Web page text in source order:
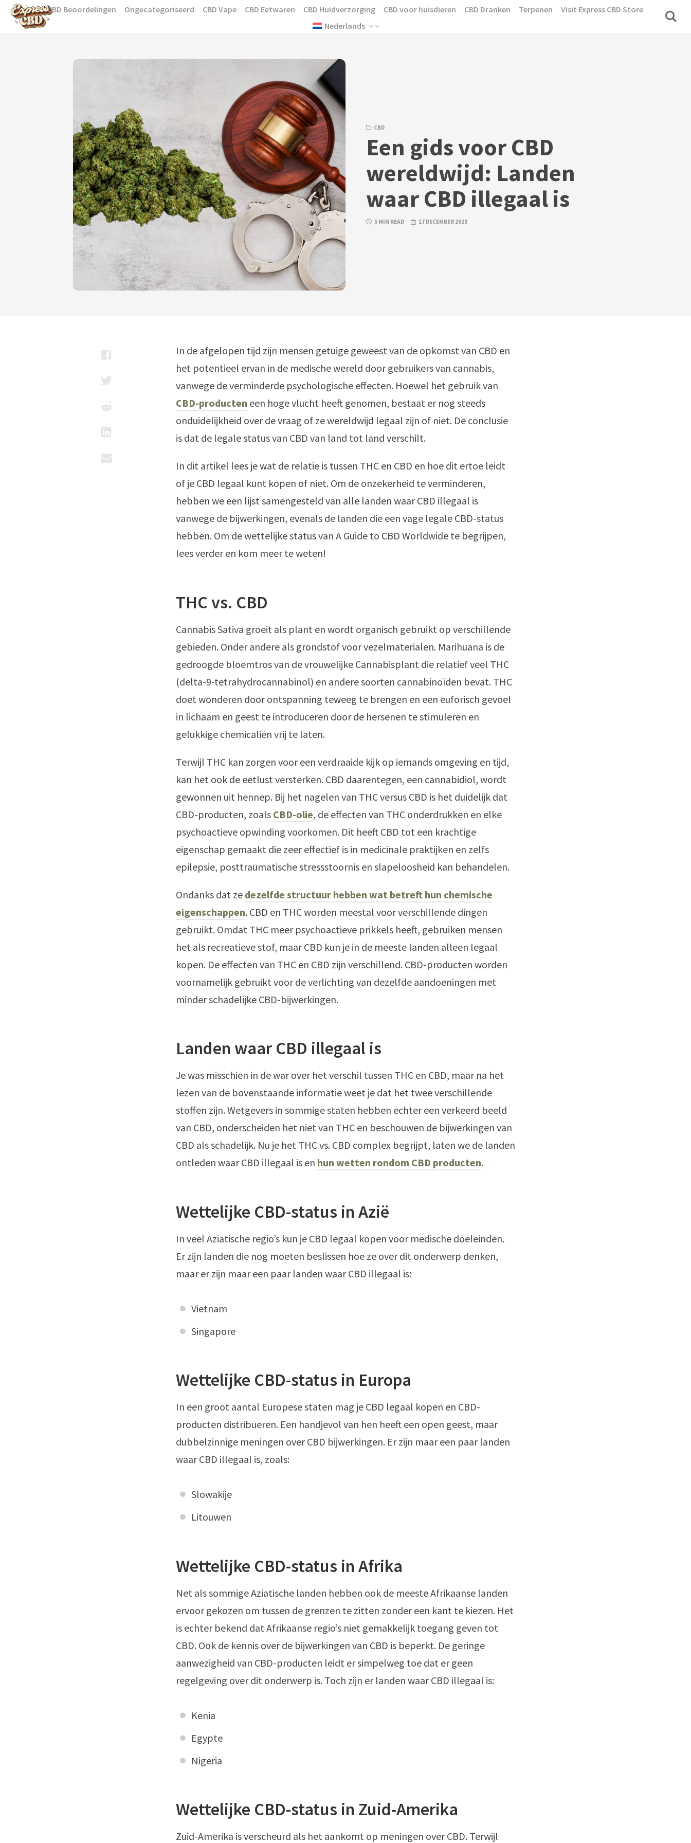
Skip
CBD Beoordelingen Ongecategoriseerd CBD Vape CBD Eetwaren CBD Huidverzorging CBD voor huisdieren CBD Dranken Terpenen
Visit Express CBD Store
Nederlands
CBD
Een gids voor CBD
wereldwijd: Landen
waar CBD illegaal is
5 MIN READ 17 DECEMBER 2023
In de afgelopen tijd zijn mensen getuige geweest van de opkomst van CBD en
het potentieel ervan in de medische wereld door gebruikers van cannabis,
vanwege de verminderde psychologische effecten. Hoewel het gebruik van
CBD-producten een hoge vlucht heeft genomen, bestaat er nog steeds
onduidelijkheid over de vraag of ze wereldwijd legaal zijn of niet. De conclusie
is dat de legale status van CBD van land tot land verschilt.
In dit artikel lees je wat de relatie is tussen THC en CBD en hoe dit ertoe leidt
of je CBD legaal kunt kopen of niet. Om de onzekerheid te verminderen,
hebben we een lijst samengesteld van alle landen waar CBD illegaal is
vanwege de bijwerkingen, evenals de landen die een vage legale CBD-status
hebben. Om de wettelijke status van A Guide to CBD Worldwide te begrijpen,
lees verder en kom meer te weten!
THC vs. CBD
Cannabis Sativa groeit als plant en wordt organisch gebruikt op verschillende
gebieden. Onder andere als grondstof voor vezelmaterialen. Marihuana is de
gedroogde bloemtros van de vrouwelijke Cannabisplant die relatief veel THC
(delta-9-tetrahydrocannabinol) en andere soorten cannabinoïden bevat. THC
doet wonderen door ontspanning teweeg te brengen en een euforisch gevoel
in lichaam en geest te introduceren door de hersenen te stimuleren en
gelukkige chemicaliën vrij te laten.
Terwijl THC kan zorgen voor een verdraaide kijk op iemands omgeving en tijd,
kan het ook de eetlust versterken. CBD daarentegen, een cannabidiol, wordt
gewonnen uit hennep. Bij het nagelen van THC versus CBD is het duidelijk dat
CBD-producten, zoals CBD-olie, de effecten van THC onderdrukken en elke
psychoactieve opwinding voorkomen. Dit heeft CBD tot een krachtige
eigenschap gemaakt die zeer effectief is in medicinale praktijken en zelfs
epilepsie, posttraumatische stressstoornis en slapeloosheid kan behandelen.
Ondanks dat ze dezelfde structuur hebben wat betreft hun chemische
eigenschappen. CBD en THC worden meestal voor verschillende dingen
gebruikt. Omdat THC meer psychoactieve prikkels heeft, gebruiken mensen
het als recreatieve stof, maar CBD kun je in de meeste landen alleen legaal
kopen. De effecten van THC en CBD zijn verschillend. CBD-producten worden
voornamelijk gebruikt voor de verlichting van dezelfde aandoeningen met
minder schadelijke CBD-bijwerkingen.
Landen waar CBD illegaal is
Je was misschien in de war over het verschil tussen THC en CBD, maar na het
lezen van de bovenstaande informatie weet je dat het twee verschillende
stoffen zijn. Wetgevers in sommige staten hebben echter een verkeerd beeld
van CBD, onderscheiden het niet van THC en beschouwen de bijwerkingen van
CBD als schadelijk. Nu je het THC vs. CBD complex begrijpt, laten we de landen
ontleden waar CBD illegaal is en hun wetten rondom CBD producten.
Wettelijke CBD-status in Azië
In veel Aziatische regio’s kun je CBD legaal kopen voor medische doeleinden.
Er zijn landen die nog moeten beslissen hoe ze over dit onderwerp denken,
maar er zijn maar een paar landen waar CBD illegaal is:
Vietnam
Singapore
Wettelijke CBD-status in Europa
In een groot aantal Europese staten mag je CBD legaal kopen en CBD-
producten distribueren. Een handjevol van hen heeft een open geest, maar
dubbelzinnige meningen over CBD bijwerkingen. Er zijn maar een paar landen
waar CBD illegaal is, zoals:
Slowakije
Litouwen
Wettelijke CBD-status in Afrika
Net als sommige Aziatische landen hebben ook de meeste Afrikaanse landen
ervoor gekozen om tussen de grenzen te zitten zonder een kant te kiezen. Het
is echter bekend dat Afrikaanse regio’s niet gemakkelijk toegang geven tot
CBD. Ook de kennis over de bijwerkingen van CBD is beperkt. De geringe
aanwezigheid van CBD-producten leidt er simpelweg toe dat er geen
regelgeving over dit onderwerp is. Toch zijn er landen waar CBD illegaal is:
Kenia
Egypte
Nigeria
Wettelijke CBD-status in Zuid-Amerika
Zuid-Amerika is verscheurd als het aankomt op meningen over CBD. Terwijl